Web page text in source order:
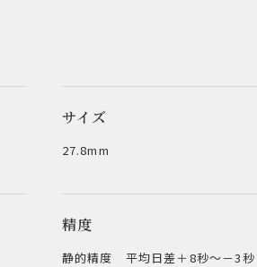
サイズ
27.8mm
精度
静的精度 平均日差＋8秒～－3秒